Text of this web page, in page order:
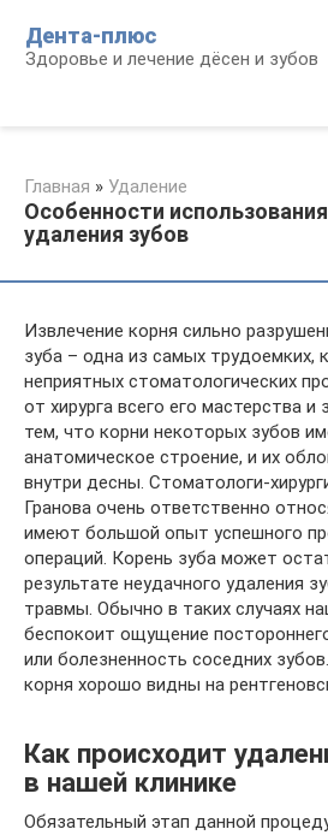
контенту
Дента-плюс
Здоровье и лечение дёсен и зубов
Главная » Удаление
Особенности
удаления зубов
Извлечение корня сильно
зуба – одна из самых трудоемких,
неприятных стоматологических
от хирурга всего его мастерства и
тем, что корни некоторых зубов
анатомическое строение, и их
внутри десны. Стоматологи-
Гранова очень ответственно
имеют большой опыт успешного
операций. Корень зуба может
результате неудачного удаления
травмы. Обычно в таких случаях
беспокоит ощущение
или болезненность соседних
корня хорошо видны на
Как происходит
в нашей клинике
Обязательный этап данной